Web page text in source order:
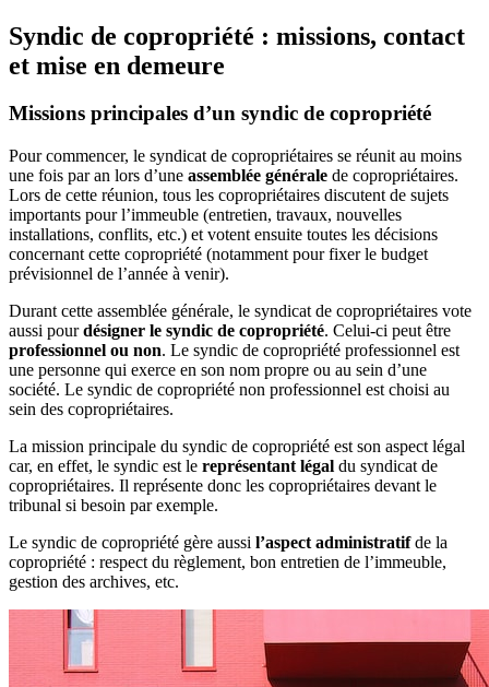
Syndic de copropriété : missions, contact
et mise en demeure
Missions principales d’un syndic de copropriété
Pour commencer, le syndicat de copropriétaires se réunit au moins
une fois par an lors d’une assemblée générale de copropriétaires.
Lors de cette réunion, tous les copropriétaires discutent de sujets
importants pour l’immeuble (entretien, travaux, nouvelles
installations, conflits, etc.) et votent ensuite toutes les décisions
concernant cette copropriété (notamment pour fixer le budget
prévisionnel de l’année à venir).
Durant cette assemblée générale, le syndicat de copropriétaires vote
aussi pourdésigner le syndic de copropriété. Celui-ci peut être
professionnel ou non. Le syndic de copropriété professionnel est
une personne qui exerce en son nom propre ou au sein d’une
société. Le syndic de copropriété non professionnel est choisi au
sein des copropriétaires.
La mission principale du syndic de copropriété est son aspect légal
car, en effet, le syndic est le représentant légal du syndicat de
copropriétaires. Il représente donc les copropriétaires devant le
tribunal si besoin par exemple.
Le syndic de copropriété gère aussi l’aspect administratifde la
copropriété : respect du règlement, bon entretien de l’immeuble,
gestion des archives, etc.